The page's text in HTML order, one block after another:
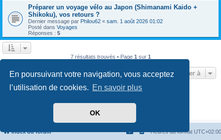
En poursuivant votre navigation, vous acceptez
l’utilisation de cookies. En savoir plus
OK
Préparer un voyage vélo au Japon (Shimanami Kaido +
Shikoku), vos retours ?
Dernier message par Philou62 « sam. 1 août 2026 01:02
Posté dans Voyages
Réponses : 5
7 résultats trouvés • Page 1 sur 1
Aller à
Index du forum Heures au format UTC+02:00
phpBB® Forum Software © phpBB Limited
Confidentialité